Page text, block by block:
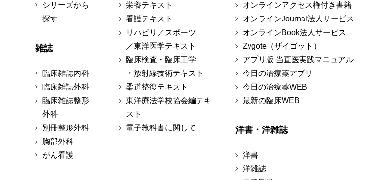
シリーズから
探す
雑誌
臨床雑誌内科
臨床雑誌外科
臨床雑誌整形
外科
別冊整形外科
胸部外科
がん看護
栄養テキスト
看護テキスト
リハビリ／スポーツ
／東洋医学テキスト
臨床検査・臨床工学
・放射線技術テキスト
柔道整復テキスト
東洋療法学校協会編テキ
スト
電子教科書に関して
オンラインアクセス権付き書籍
オンラインJournal法人サービス
オンラインBook法人サービス
Zygote（ザイゴット）
アプリ版 当直医実践マニュアル
今日の治療薬アプリ
今日の治療薬WEB
最新の臨床WEB
洋書・洋雑誌
洋書
洋雑誌